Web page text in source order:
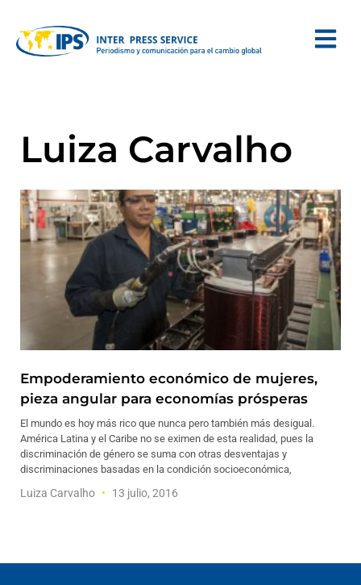
Luiza Carvalho
Empoderamiento económico de mujeres,
pieza angular para economías prósperas
El mundo es hoy más rico que nunca pero también más desigual.
América Latina y el Caribe no se eximen de esta realidad, pues la
discriminación de género se suma con otras desventajas y
discriminaciones basadas en la condición socioeconómica,
Luiza Carvalho 13 julio, 2016